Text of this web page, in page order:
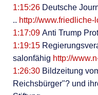
1:15:26Deutsche
.. http://www.friedliche-
1:17:09Anti Trump
1:19:15
salonfähig http://
1:26:30Bildzeitung
Reichsbürger"? und